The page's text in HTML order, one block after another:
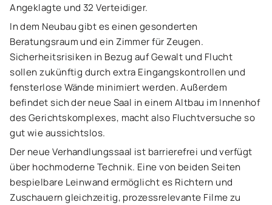
Angeklagte und 32 Verteidiger.
In dem Neubau gibt es einen gesonderten
Beratungsraum und ein Zimmer für Zeugen.
Sicherheitsrisiken in Bezug auf Gewalt und Flucht
sollen zukünftig durch extra Eingangskontrollen und
fensterlose Wände minimiert werden. Außerdem
befindet sich der neue Saal in einem Altbau im Innenhof
des Gerichtskomplexes, macht also Fluchtversuche so
gut wie aussichtslos.
Der neue Verhandlungssaal ist barrierefrei und verfügt
über hochmoderne Technik. Eine von beiden Seiten
bespielbare Leinwand ermöglicht es Richtern und
Zuschauern gleichzeitig, prozessrelevante Filme zu